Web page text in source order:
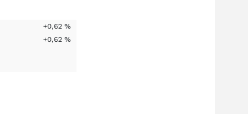
+0,62 %
+0,62 %